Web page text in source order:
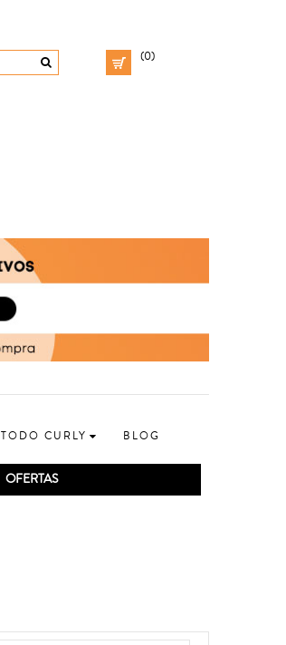
(0)
CURLY BLOG
OFERTAS